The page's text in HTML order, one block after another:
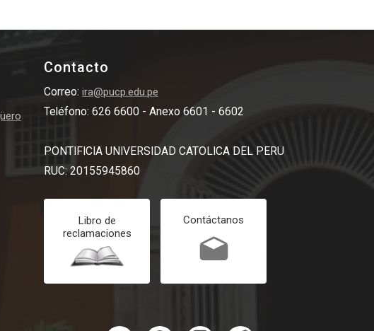
Contacto
Correo: ira@pucp.edu.pe
Teléfono: 626 6600 - Anexo 6601 - 6602
PONTIFICIA UNIVERSIDAD CATOLICA DEL PERU
RUC: 20155945860
Libro de
reclamaciones
Contáctanos